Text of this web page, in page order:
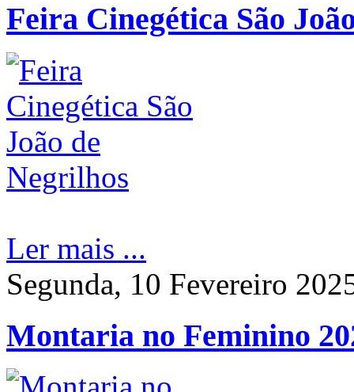
Feira Cinegética São
Ler mais ...
Segunda, 10 Fevereiro
Montaria no Feminino